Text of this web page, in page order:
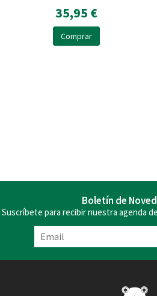
35,95 €
Comprar
Boletín de
Suscríbete para recibir nuestra agenda